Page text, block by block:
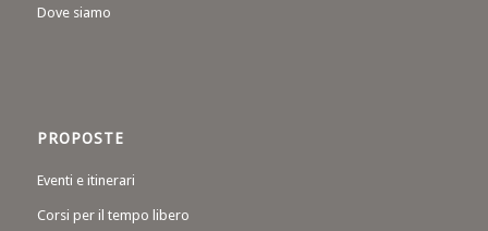
Dove siamo
PROPOSTE
Eventi e itinerari
Corsi per il tempo libero